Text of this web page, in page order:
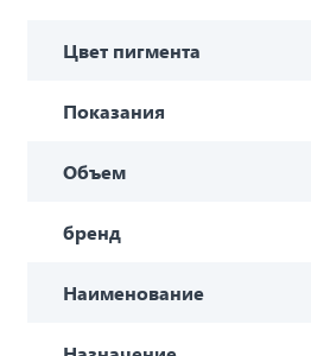
Цвет пигмента
Показания
Объем
бренд
Наименование